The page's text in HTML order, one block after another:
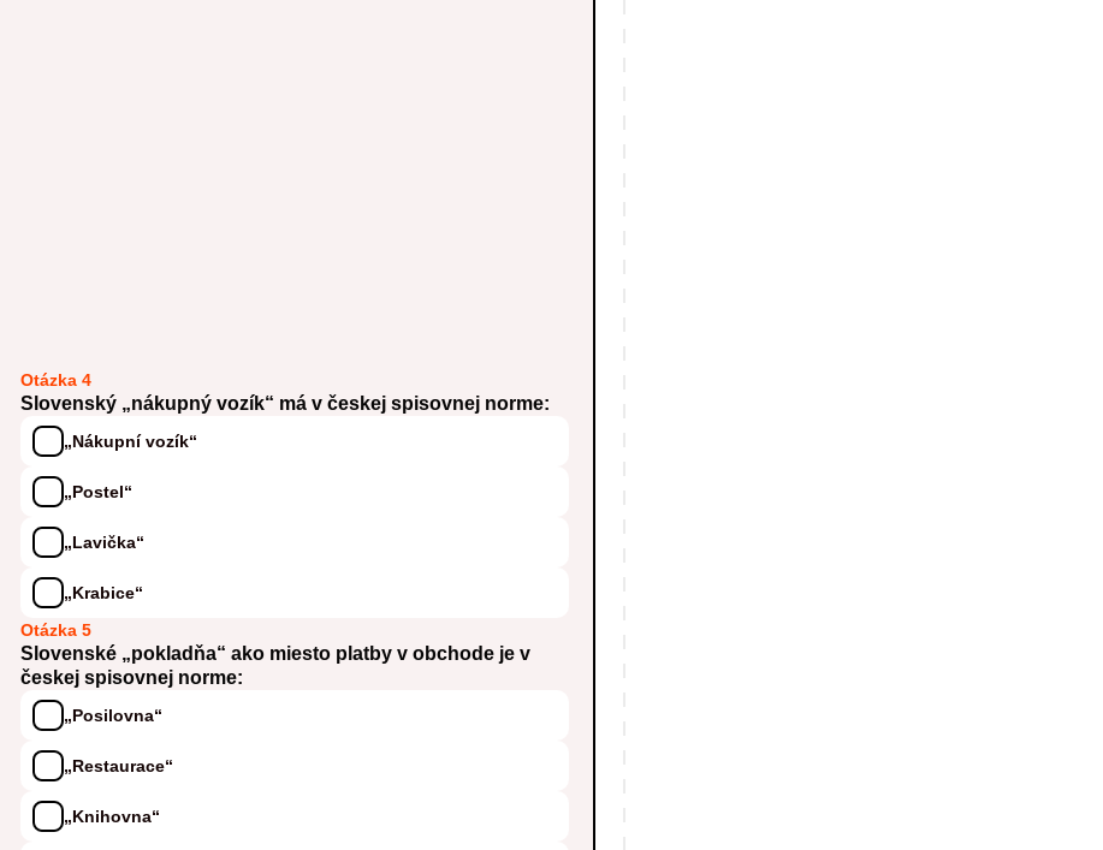
Otázka 4
Slovenský „nákupný vozík“ má v českej spisovnej norme:
„Nákupní vozík“
„Postel“
„Lavička“
„Krabice“
Otázka 5
Slovenské „pokladňa“ ako miesto platby v obchode je v
českej spisovnej norme:
„Posilovna“
„Restaurace“
„Knihovna“